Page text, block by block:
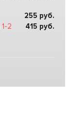
255 руб.
1-2
415 руб.